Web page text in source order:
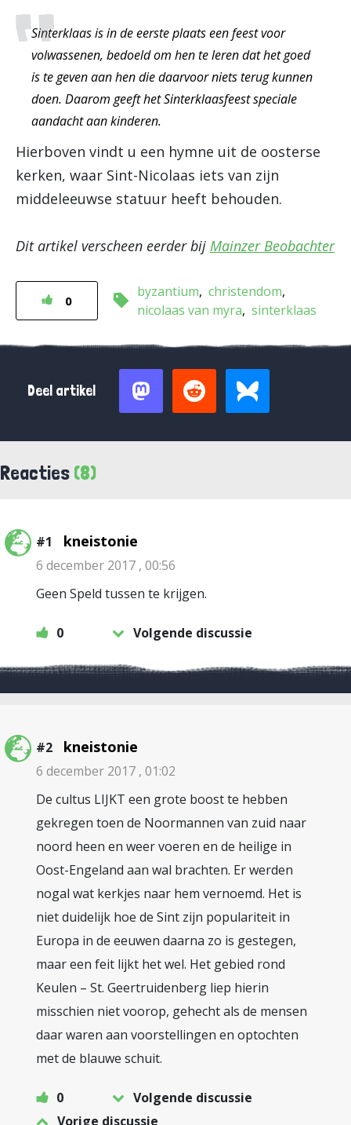
Sinterklaas is in de eerste plaats een feest voor
volwassenen, bedoeld om hen te leren dat het goed
is te geven aan hen die daarvoor niets terug kunnen
doen. Daarom geeft het Sinterklaasfeest speciale
aandacht aan kinderen.
Hierboven vindt u een hymne uit de oosterse
kerken, waar Sint-Nicolaas iets van zijn
middeleeuwse statuur heeft behouden.
Dit artikel verscheen eerder bij Mainzer Beobachter
0
byzantium christendom
nicolaas van myra sinterklaas
Deel artikel
Reacties (8)
#1 kneistonie
6 december 2017 , 00:56
Geen Speld tussen te krijgen.
0 Volgende discussie
#2 kneistonie
6 december 2017 , 01:02
De cultus LIJKT een grote boost te hebben
gekregen toen de Noormannen van zuid naar
noord heen en weer voeren en de heilige in
Oost-Engeland aan wal brachten. Er werden
nogal wat kerkjes naar hem vernoemd. Het is
niet duidelijk hoe de Sint zijn populariteit in
Europa in de eeuwen daarna zo is gestegen,
maar een feit lijkt het wel. Het gebied rond
Keulen – St. Geertruidenberg liep hierin
misschien niet voorop, gehecht als de mensen
daar waren aan voorstellingen en optochten
met de blauwe schuit.
0
Volgende discussie
Vorige discussie